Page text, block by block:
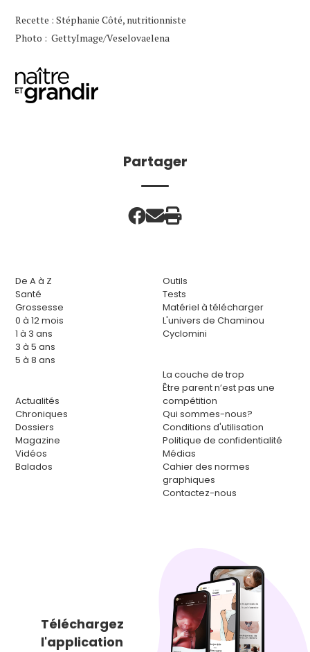
Recette : Stéphanie Côté, nutritionniste
Photo : GettyImage/Veselovaelena
Partager
De A à Z
Santé
Grossesse
0 à 12 mois
1 à 3 ans
3 à 5 ans
5 à 8 ans
Actualités
Chroniques
Dossiers
Magazine
Vidéos
Balados
Outils
Tests
Matériel à télécharger
L'univers de Chaminou
Cyclomini
La couche de trop
Être parent n’est pas une
compétition
Qui sommes-nous?
Conditions d'utilisation
Politique de confidentialité
Médias
Cahier des normes
graphiques
Contactez-nous
Téléchargez
l'application